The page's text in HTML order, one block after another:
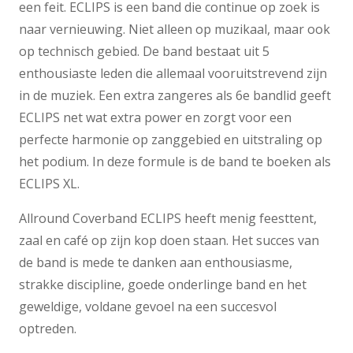
een feit. ECLIPS is een band die continue op zoek is
naar vernieuwing. Niet alleen op muzikaal, maar ook
op technisch gebied. De band bestaat uit 5
enthousiaste leden die allemaal vooruitstrevend zijn
in de muziek. Een extra zangeres als 6e bandlid geeft
ECLIPS net wat extra power en zorgt voor een
perfecte harmonie op zanggebied en uitstraling op
het podium. In deze formule is de band te boeken als
ECLIPS XL.
Allround Coverband ECLIPS heeft menig feesttent,
zaal en café op zijn kop doen staan. Het succes van
de band is mede te danken aan enthousiasme,
strakke discipline, goede onderlinge band en het
geweldige, voldane gevoel na een succesvol
optreden.